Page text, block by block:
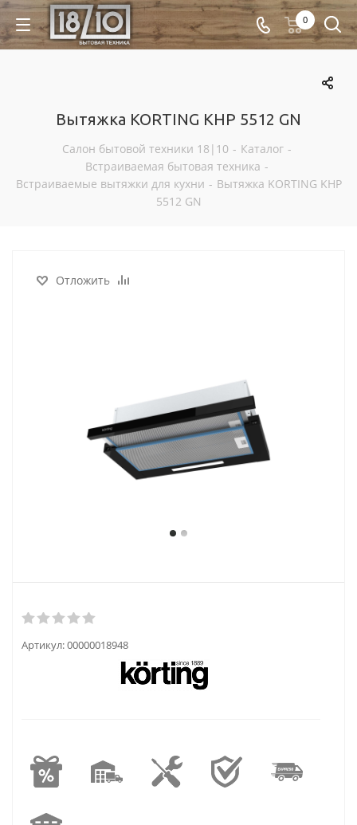
0
Вытяжка KORTING KHP 5512 GN
Салон бытовой техники 18|10 - Каталог -
Встраиваемая бытовая техника -
Встраиваемые вытяжки для кухни - Вытяжка KORTING KHP
5512 GN
Отложить
Артикул:00000018948